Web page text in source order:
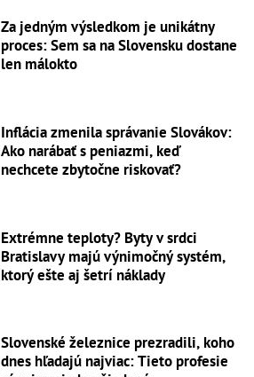
Za jedným výsledkom je unikátny
proces: Sem sa na Slovensku dostane
len málokto
Inflácia zmenila správanie Slovákov:
Ako narábať s peniazmi, keď
nechcete zbytočne riskovať?
Extrémne teploty? Byty v srdci
Bratislavy majú výnimočný systém,
ktorý ešte aj šetrí náklady
Slovenské železnice prezradili, koho
dnes hľadajú najviac: Tieto profesie